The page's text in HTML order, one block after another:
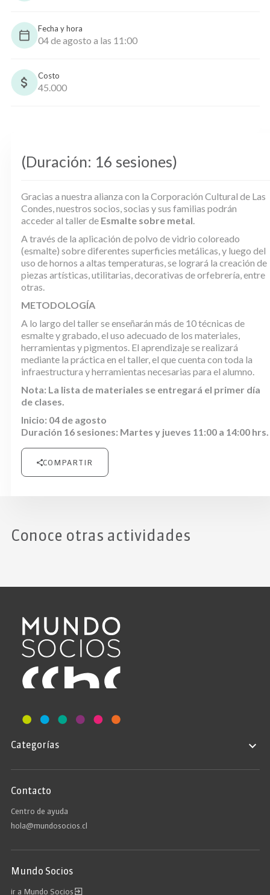
Fecha y hora
04 de agosto a las 11:00
Costo
45.000
(Duración: 16 sesiones)
Gracias a nuestra alianza con la Corporación Cultural de Las
Condes, nuestros socios, socias y sus familias podrán
acceder al taller de Esmalte sobre metal.
A través de la aplicación de polvo de vidrio coloreado
(esmalte) sobre diferentes superficies metálicas, y luego del
uso de hornos a altas temperaturas, se logrará la creación de
piezas artísticas, utilitarias, decorativas de orfebrería, entre
otras.
METODOLOGÍA
A lo largo del taller se enseñarán más de 10 técnicas de
esmalte y grabado, el uso adecuado de los materiales,
herramientas y pigmentos. El aprendizaje se realizará
mediante la práctica en el taller, el que cuenta con toda la
infraestructura y herramientas necesarias para el alumno.
Nota: La lista de materiales se entregará el primer día
de clases.
Inicio: 04 de agosto
Duración 16 sesiones: Martes y jueves 11:00 a 14:00 hrs.
COMPARTIR
Conoce otras actividades
Categorías
Contacto
Centro de ayuda
hola@mundosocios.cl
Mundo Socios
ir a Mundo Socios